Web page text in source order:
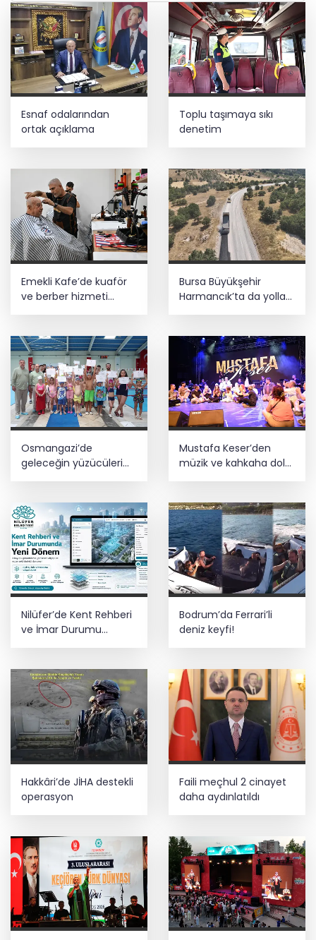
Esnaf odalarından
ortak açıklama
Toplu taşımaya sıkı
denetim
Emekli Kafe’de kuaför
ve berber hizmeti
Bursa Büyükşehir
Harmancık’ta da yolları
Osmangazi’de
geleceğin yüzücüleri
Mustafa Keser’den
müzik ve kahkaha dolu
Nilüfer’de Kent Rehberi
ve İmar Durumu
Sorgulama yenilendi
Bodrum’da Ferrari’li
deniz keyfi!
Hakkâri’de JİHA destekli
operasyon
Faili meçhul 2 cinayet
daha aydınlatıldı